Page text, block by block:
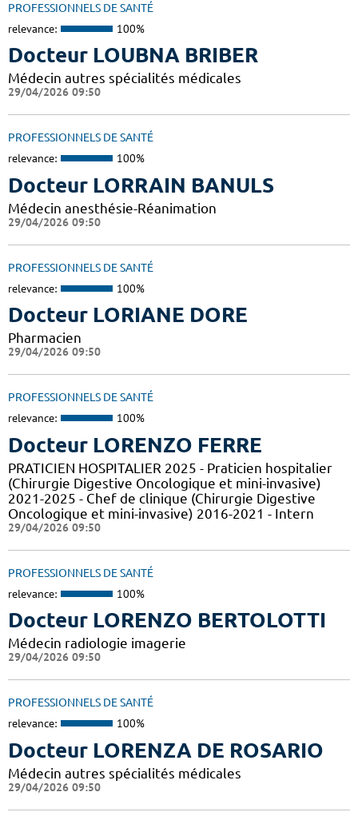
PROFESSIONNELS DE SANTÉ
relevance: 100%
Docteur LOUBNA BRIBER
Médecin autres spécialités médicales
29/04/2026 09:50
PROFESSIONNELS DE SANTÉ
relevance: 100%
Docteur LORRAIN BANULS
Médecin anesthésie-Réanimation
29/04/2026 09:50
PROFESSIONNELS DE SANTÉ
relevance: 100%
Docteur LORIANE DORE
Pharmacien
29/04/2026 09:50
PROFESSIONNELS DE SANTÉ
relevance: 100%
Docteur LORENZO FERRE
PRATICIEN HOSPITALIER 2025 - Praticien hospitalier
(Chirurgie Digestive Oncologique et mini-invasive)
2021-2025 - Chef de clinique (Chirurgie Digestive
Oncologique et mini-invasive) 2016-2021 - Intern
29/04/2026 09:50
PROFESSIONNELS DE SANTÉ
relevance: 100%
Docteur LORENZO BERTOLOTTI
Médecin radiologie imagerie
29/04/2026 09:50
PROFESSIONNELS DE SANTÉ
relevance: 100%
Docteur LORENZA DE ROSARIO
Médecin autres spécialités médicales
29/04/2026 09:50